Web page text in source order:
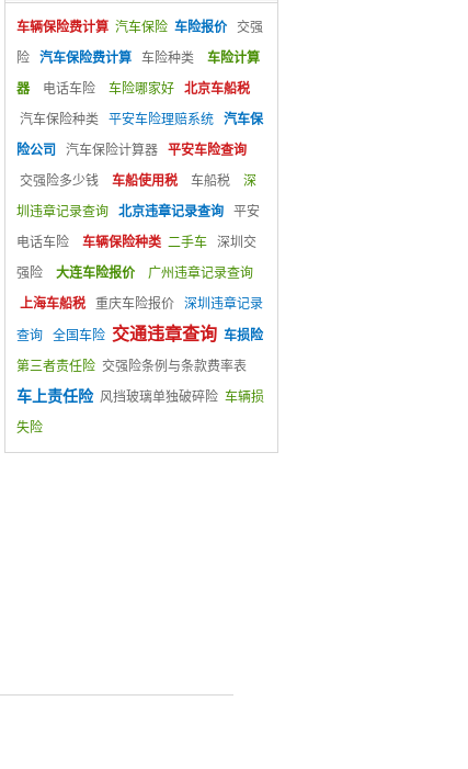
车辆保险费计算 汽车保险 车险报价
交强
险
汽车保险费计算 车险种类
车险计算
器
电话车险 车险哪家好
北京车船税
汽车保险种类
平安车险理赔系统
汽车保
险公司
汽车保险计算器
平安车险查询
交强险多少钱
车船使用税 车船税
深
圳违章记录查询
北京违章记录查询
平安
电话车险
车辆保险种类 二手车
深圳交
强险
大连车险报价
广州违章记录查询
上海车船税
重庆车险报价 深圳违章记录
查询 全国车险 交通违章查询 车损险
第三者责任险 交强险条例与条款费率表
车上责任险 风挡玻璃单独破碎险 车辆损
失险